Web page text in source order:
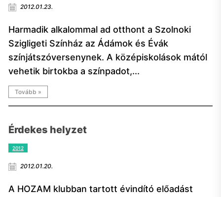
2012.01.23.
Harmadik alkalommal ad otthont a Szolnoki
Szigligeti Színház az Ádámok és Évák
színjátszóversenynek. A középiskolások mától
vehetik birtokba a színpadot,...
Tovább »
Érdekes helyzet
2012
2012.01.20.
A HOZAM klubban tartott évindító előadást